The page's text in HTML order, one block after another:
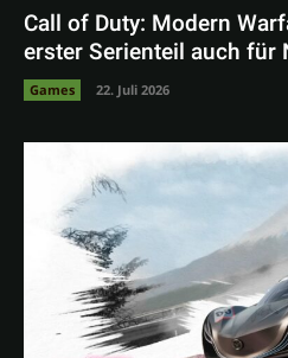
Call of Duty: Modern
erster Serienteil auch für
Games 22. Juli 2026